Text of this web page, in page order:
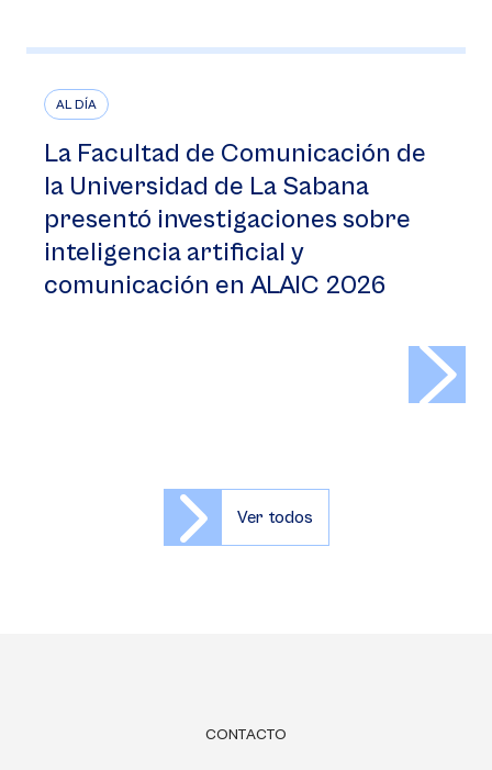
AL DÍA
La Facultad de Comunicación de
la Universidad de La Sabana
presentó investigaciones sobre
inteligencia artificial y
comunicación en ALAIC 2026
Ver todos
CONTACTO